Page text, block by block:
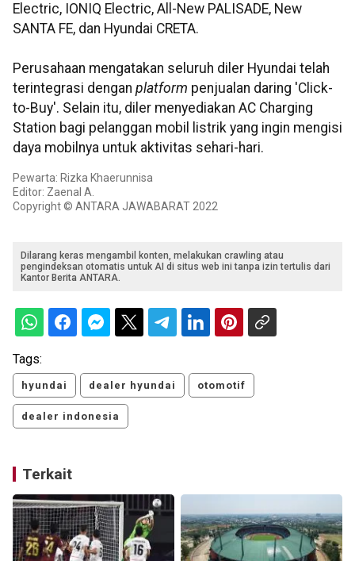
Electric, IONIQ Electric, All-New PALISADE, New
SANTA FE, dan Hyundai CRETA.
Perusahaan mengatakan seluruh diler Hyundai telah
terintegrasi dengan platform penjualan daring 'Click-
to-Buy'. Selain itu, diler menyediakan AC Charging
Station bagi pelanggan mobil listrik yang ingin mengisi
daya mobilnya untuk aktivitas sehari-hari.
Pewarta: Rizka Khaerunnisa
Editor: Zaenal A.
Copyright © ANTARA JAWABARAT 2022
Dilarang keras mengambil konten, melakukan crawling atau
pengindeksan otomatis untuk AI di situs web ini tanpa izin tertulis dari
Kantor Berita ANTARA.
Tags:
hyundai dealer hyundai otomotif
dealer indonesia
Terkait